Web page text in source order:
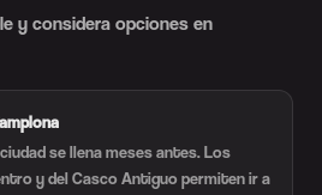
y considera opciones en
se llena meses antes. Los
y del Casco Antiguo permiten ir a